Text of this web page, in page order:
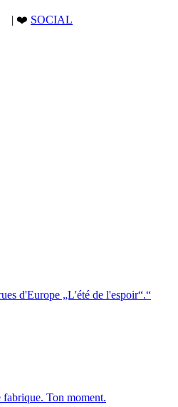
| ❤️ SOCIAL
d'Europe „L'été de l'espoir“.“
fabrique. Ton moment.